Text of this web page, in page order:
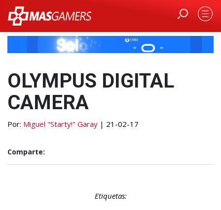
OLYMPUS DIGITAL
CAMERA
Por: Miguel "Starty!" Garay | 21-02-17
Comparte:
Etiquetas: